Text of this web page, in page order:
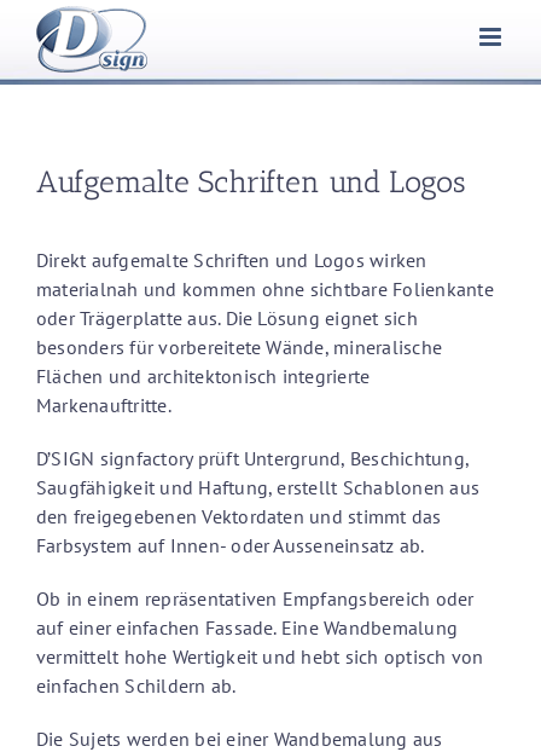
Inhalt
springen
Aufgemalte Schriften und Logos
Direkt aufgemalte Schriften und Logos wirken
materialnah und kommen ohne sichtbare Folienkante
oder Trägerplatte aus. Die Lösung eignet sich
besonders für vorbereitete Wände, mineralische
Flächen und architektonisch integrierte
Markenauftritte.
D’SIGN signfactory prüft Untergrund, Beschichtung,
Saugfähigkeit und Haftung, erstellt Schablonen aus
den freigegebenen Vektordaten und stimmt das
Farbsystem auf Innen- oder Ausseneinsatz ab.
Ob in einem repräsentativen Empfangsbereich oder
auf einer einfachen Fassade. Eine Wandbemalung
vermittelt hohe Wertigkeit und hebt sich optisch von
einfachen Schildern ab.
Die Sujets werden bei einer Wandbemalung aus